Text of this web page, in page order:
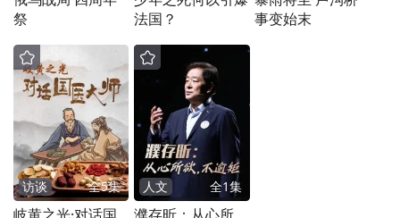
祭
法国？
事变始末
访谈 全5集 人文 全1集